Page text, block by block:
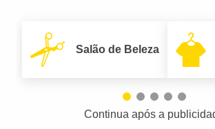
Salão de Beleza
Continua após a